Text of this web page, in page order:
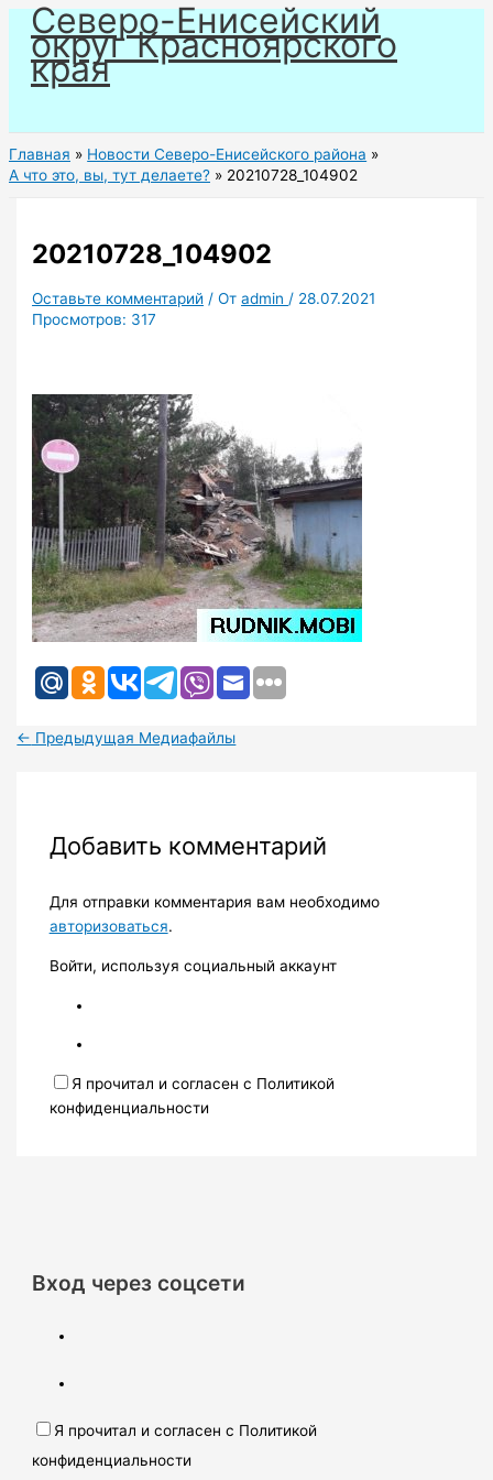
Перейти
содержимому
Северо-Енисейский
округ Красноярского
края
Главная
Новости Северо-Енисейского района
А что это, вы, тут делаете?
20210728_104902
20210728_104902
Оставьте комментарий / Отadmin / 28.07.2021
Просмотров: 317
← Предыдущая Медиафайлы
Добавить комментарий
Для отправки комментария вам необходимо
авторизоваться.
Войти, используя социальный аккаунт
Я прочитал и согласен с Политикой
конфиденциальности
Вход через соцсети
Я прочитал и согласен с Политикой
конфиденциальности